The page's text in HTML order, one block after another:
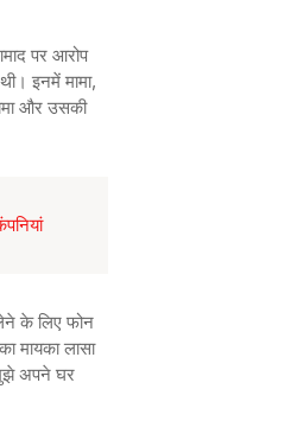
पर आरोप
इनमें मामा,
और उसकी
के लिए फोन
मायका लासा
अपने घर